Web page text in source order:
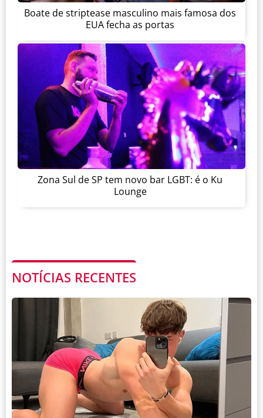
Boate de striptease masculino mais famosa dos
EUA fecha as portas
Zona Sul de SP tem novo bar LGBT: é o Ku
Lounge
NOTÍCIAS RECENTES